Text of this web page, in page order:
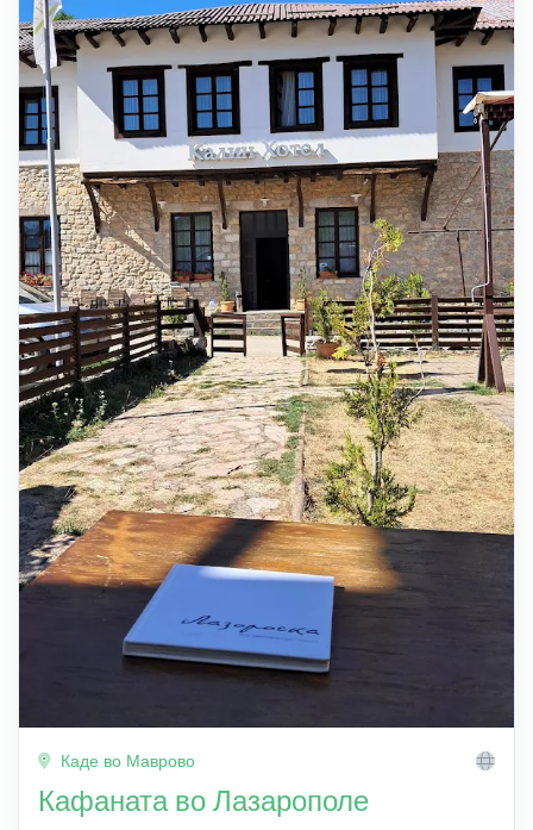
Каде во Маврово
Кафаната во Лазарополе